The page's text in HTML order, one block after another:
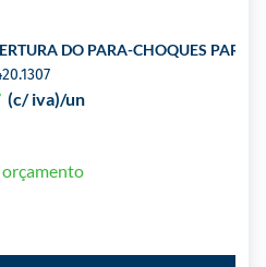
DO PARA-CHOQUES PARA
(c/ iva)/un